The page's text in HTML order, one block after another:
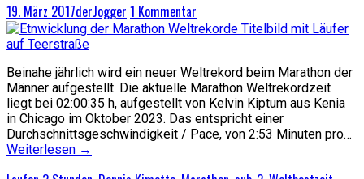
19. März 2017derJogger 1 Kommentar
Beinahe jährlich wird ein neuer Weltrekord beim Marathon der
Männer aufgestellt. Die aktuelle Marathon Weltrekordzeit
liegt bei 02:00:35 h, aufgestellt von Kelvin Kiptum aus Kenia
in Chicago im Oktober 2023. Das entspricht einer
Durchschnittsgeschwindigkeit / Pace, von 2:53 Minuten pro…
Weiterlesen →